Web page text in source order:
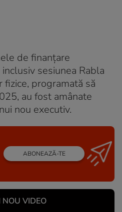
de finanțare
sesiunea Rabla
programată să
au fost amânate
nou executiv.
ABONEAZĂ-TE
NOU VIDEO